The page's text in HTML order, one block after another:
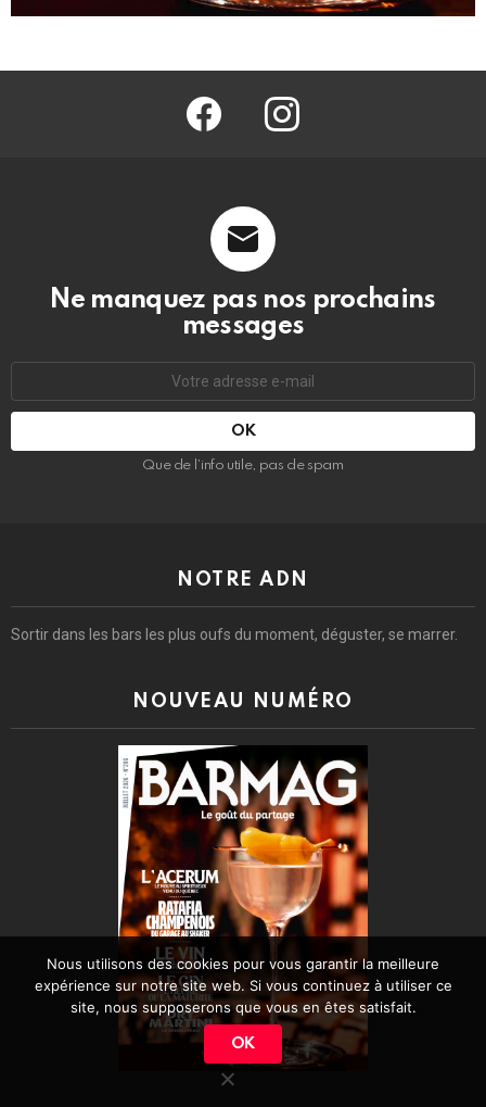
facebook @barmag.fr
Ne manquez pas nos prochains
messages
mail
Que de l’info utile, pas de spam
NOTRE ADN
Sortir dans les bars les plus oufs du moment, déguster, se marrer.
NOUVEAU NUMÉRO
Nous utilisons des cookies pour vous garantir la meilleure
expérience sur notre site web. Si vous continuez à utiliser ce
site, nous supposerons que vous en êtes satisfait.
OK